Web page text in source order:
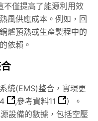
不僅提高了能源利用效
風供應成本。例如，回
爐預熱或生產製程中的
依賴。
統(EMS)整合，實現更
,參考資料11
）。
設備的數據，包括空壓